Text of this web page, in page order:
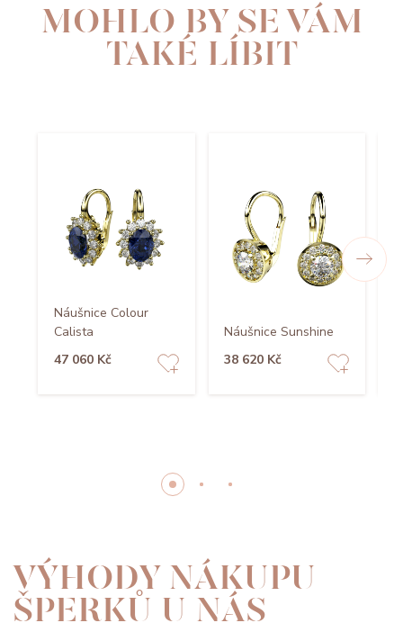
MOHLO BY SE VÁM
TAKÉ LÍBIT
Náušnice Colour
Calista
47 060 Kč
Náušnice Sunshine
38 620 Kč
VÝHODY NÁKUPU
ŠPERKŮ U NÁS